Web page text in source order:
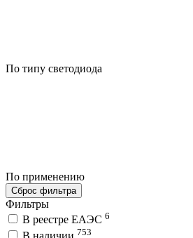
По типу светодиода
По применению
Сброс фильтра
Фильтры
В реестре ЕАЭС 6
В наличии 753